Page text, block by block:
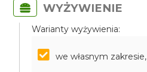
WYŻYWIENIE
Warianty wyżywienia:
we własnym zakresie,